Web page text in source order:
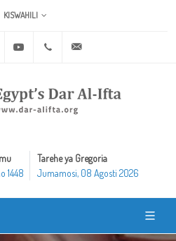
KISWAHILI
Twitter Youtube +20 2 25970400
1448
Tarehe ya Gregoria
Jumamosi, 08 Agosti 2026